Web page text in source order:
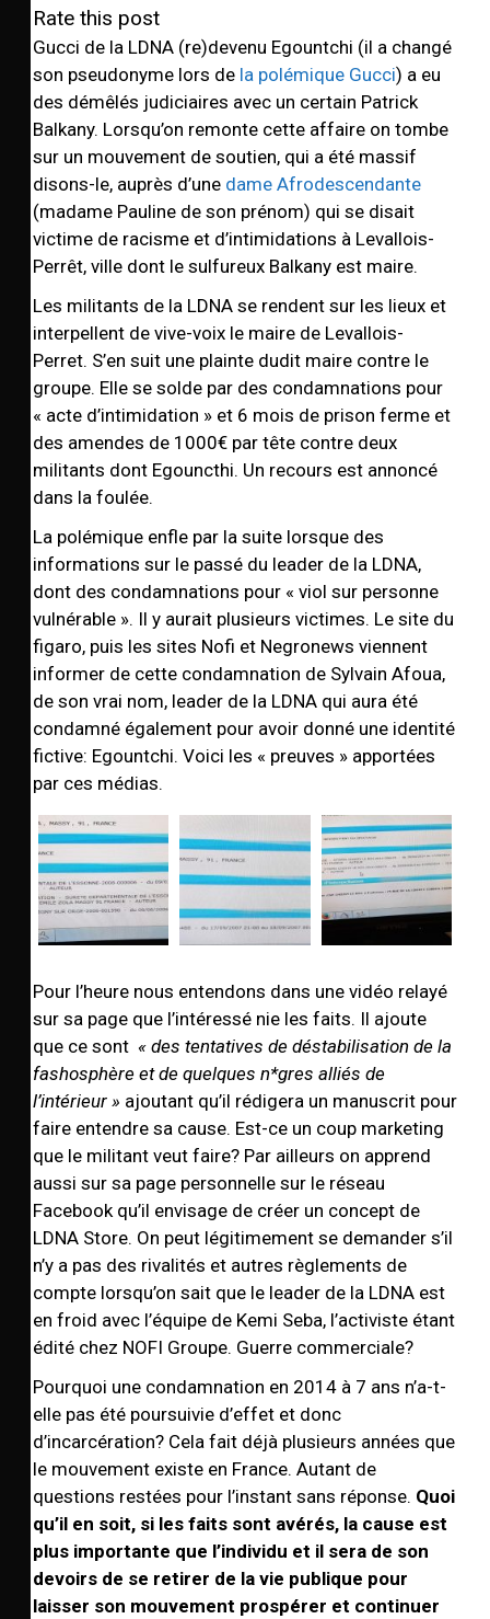
Rate this post
Gucci de la LDNA (re)devenu Egountchi (il a changé
son pseudonyme lors de la polémique Gucci) a eu
des démêlés judiciaires avec un certain Patrick
Balkany. Lorsqu’on remonte cette affaire on tombe
sur un mouvement de soutien, qui a été massif
disons-le, auprès d’une dame Afrodescendante
(madame Pauline de son prénom) qui se disait
victime de racisme et d’intimidations à Levallois-
Perrêt, ville dont le sulfureux Balkany est maire.
Les militants de la LDNA se rendent sur les lieux et
interpellent de vive-voix le maire de Levallois-
Perret. S’en suit une plainte dudit maire contre le
groupe. Elle se solde par des condamnations pour
« acte d’intimidation » et 6 mois de prison ferme et
des amendes de 1000€ par tête contre deux
militants dont Egouncthi. Un recours est annoncé
dans la foulée.
La polémique enfle par la suite lorsque des
informations sur le passé du leader de la LDNA,
dont des condamnations pour « viol sur personne
vulnérable ». Il y aurait plusieurs victimes. Le site du
figaro, puis les sites Nofi et Negronews viennent
informer de cette condamnation de Sylvain Afoua,
de son vrai nom, leader de la LDNA qui aura été
condamné également pour avoir donné une identité
fictive: Egountchi. Voici les « preuves » apportées
par ces médias.
Pour l’heure nous entendons dans une vidéo relayé
sur sa page que l’intéressé nie les faits. Il ajoute
que ce sont « des tentatives de déstabilisation de la
fashosphère et de quelques n*gres alliés de
l’intérieur » ajoutant qu’il rédigera un manuscrit pour
faire entendre sa cause. Est-ce un coup marketing
que le militant veut faire? Par ailleurs on apprend
aussi sur sa page personnelle sur le réseau
Facebook qu’il envisage de créer un concept de
LDNA Store. On peut légitimement se demander s’il
n’y a pas des rivalités et autres règlements de
compte lorsqu’on sait que le leader de la LDNA est
en froid avec l’équipe de Kemi Seba, l’activiste étant
édité chez NOFI Groupe. Guerre commerciale?
Pourquoi une condamnation en 2014 à 7 ans n’a-t-
elle pas été poursuivie d’effet et donc
d’incarcération? Cela fait déjà plusieurs années que
le mouvement existe en France. Autant de
questions restées pour l’instant sans réponse. Quoi
qu’il en soit, si les faits sont avérés, la cause est
plus importante que l’individu et il sera de son
devoirs de se retirer de la vie publique pour
laisser son mouvement prospérer et continuer